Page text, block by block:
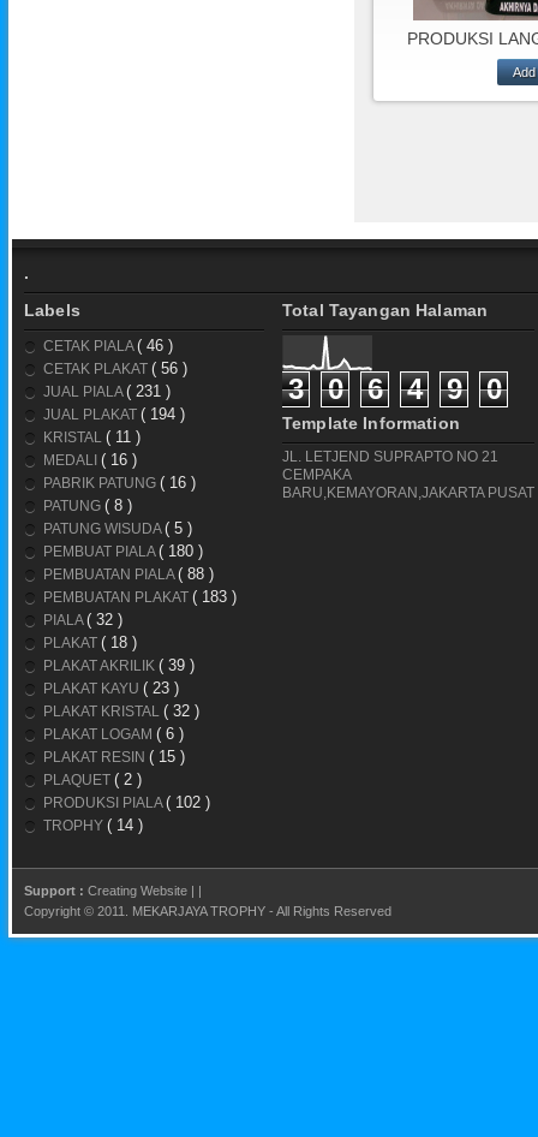
PRODUKSI
BERBAGAI
DARI
.
Labels
CETAK PIALA( 46 )
CETAK PLAKAT ( 56 )
JUAL PIALA( 231 )
JUAL PLAKAT ( 194 )
KRISTAL ( 11 )
MEDALI ( 16 )
PABRIK PATUNG ( 16 )
PATUNG ( 8 )
PATUNG WISUDA( 5 )
PEMBUAT PIALA( 180 )
PEMBUATAN PIALA( 88 )
PEMBUATAN PLAKAT ( 183 )
PIALA( 32 )
PLAKAT ( 18 )
PLAKAT AKRILIK ( 39 )
PLAKAT KAYU ( 23 )
PLAKAT KRISTAL ( 32 )
PLAKAT LOGAM ( 6 )
PLAKAT RESIN ( 15 )
PLAQUET ( 2 )
PRODUKSI PIALA( 102 )
TROPHY ( 14 )
Total Tayangan Halaman
3 0 6 4 9 0
Template Information
JL. LETJEND SUPRAPTO NO 21
CEMPAKA
BARU,KEMAYORAN,JAKARTA PUSAT
Support : Creating Website | |
Copyright © 2011. MEKARJAYA TROPHY - All Rights Reserved